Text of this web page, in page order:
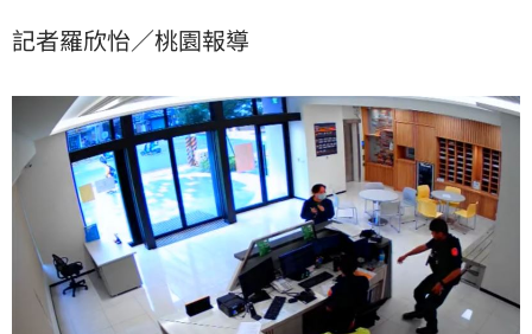
記者羅欣怡／桃園報導